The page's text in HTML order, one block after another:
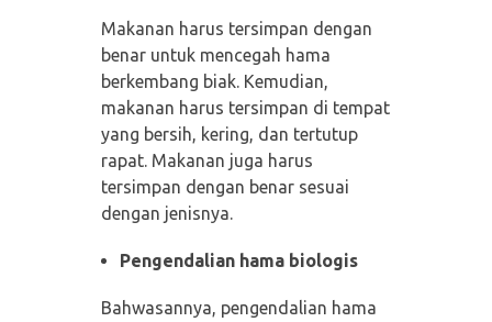
Makanan harus tersimpan dengan
benar untuk mencegah hama
berkembang biak. Kemudian,
makanan harus tersimpan di tempat
yang bersih, kering, dan tertutup
rapat. Makanan juga harus
tersimpan dengan benar sesuai
dengan jenisnya.
Pengendalian hama biologis
Bahwasannya, pengendalian hama